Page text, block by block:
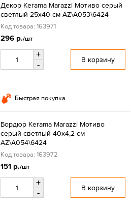
Декор Kerama Marazzi Мотиво серый
светлый 25x40 см AZ\A053\6424
Код товара: 163971
296 р./шт
+
-
В корзину
Быстрая покупка
Бордюр Kerama Marazzi Мотиво
серый светлый 40х4,2 см
AZ\A054\6424
Код товара: 163972
151 р./шт
+
-
В корзину